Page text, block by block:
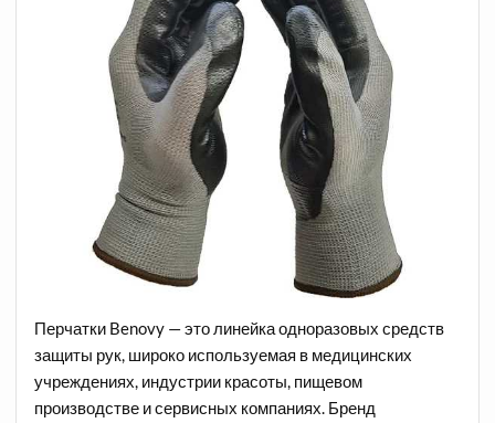
Перчатки Benovy — это линейка одноразовых средств
защиты рук, широко используемая в медицинских
учреждениях, индустрии красоты, пищевом
производстве и сервисных компаниях. Бренд